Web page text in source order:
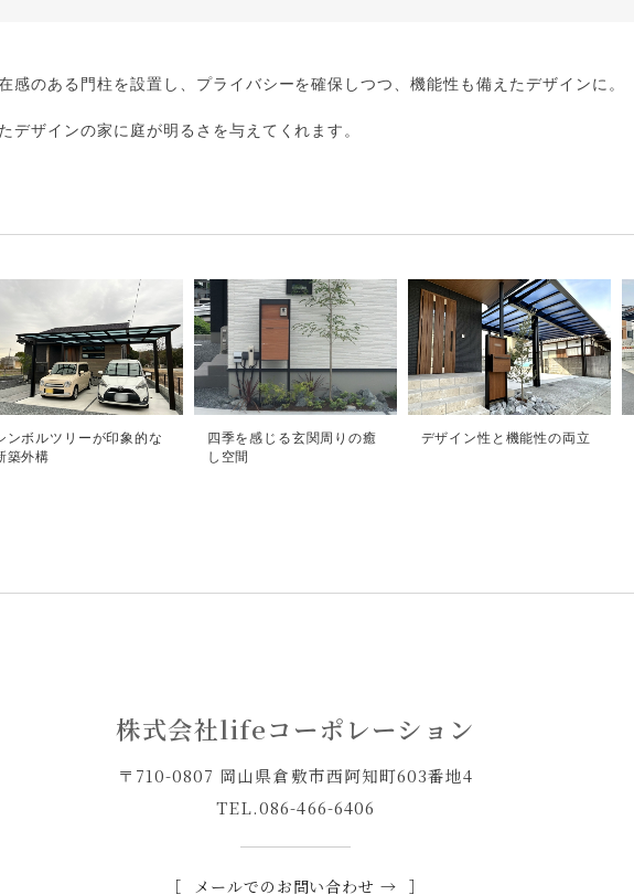
感のある門柱を設置し、プライバシーを確保しつつ、機能性も備えたデザインに。
デザインの家に庭が明るさを与えてくれます。
ンボルツリーが印象的な
築外構
四季を感じる玄関周りの癒
し空間
デザイン性と機能性の両立
株式会社lifeコーポレーション
〒710-0807 岡山県倉敷市西阿知町603番地4
TEL.086-466-6406
メールでのお問い合わせ →